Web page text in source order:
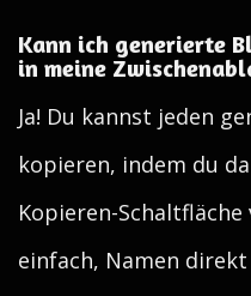
Kann ich generierte
in meine
Ja! Du kannst jeden
kopieren, indem du
Kopieren-
einfach, Namen